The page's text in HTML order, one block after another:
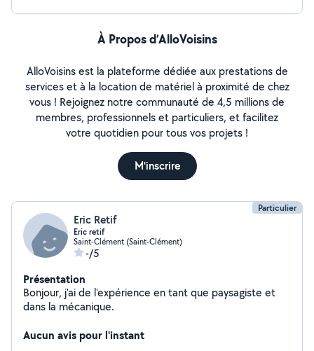
À Propos d’AlloVoisins
AlloVoisins est la plateforme dédiée aux prestations de
services et à la location de matériel à proximité de chez
vous ! Rejoignez notre communauté de 4,5 millions de
membres, professionnels et particuliers, et facilitez
votre quotidien pour tous vos projets !
M'inscrire
Particulier
Eric Retif
Eric retif
Saint-Clément (Saint-Clément)
-/5
Présentation
Bonjour, j'ai de l'expérience en tant que paysagiste et
dans la mécanique.
Aucun avis pour l'instant